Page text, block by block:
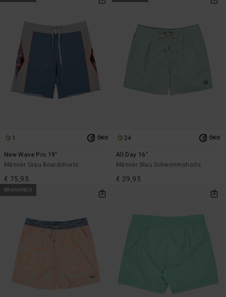
1 ÖKO
New Wave Pro 19"
Männer Grau Boardshorts
€ 75,95
24 ÖKO
All Day 16"
Männer Blau Schwimmshorts
€ 29,95
BRANDNEU